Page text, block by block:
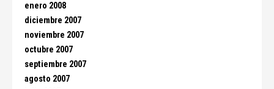
enero 2008
diciembre 2007
noviembre 2007
octubre 2007
septiembre 2007
agosto 2007